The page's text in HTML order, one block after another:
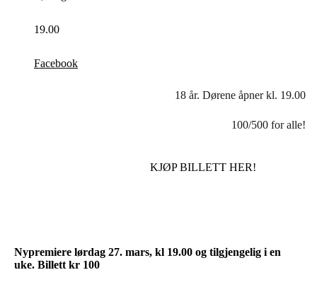
19.00
Facebook
18 år. Dørene åpner kl. 19.00
100/500 for alle!
KJØP BILLETT HER!
Nypremiere lørdag 27. mars, kl 19.00 og tilgjengelig i en
uke. Billett kr 100